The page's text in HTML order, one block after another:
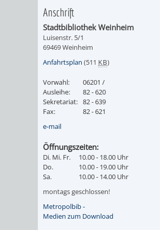
Anschrift
Stadtbibliothek Weinheim
Luisenstr. 5/1
69469 Weinheim
Anfahrtsplan (511 KB)
Vorwahl:
06201 /
Ausleihe:
82 - 620
Sekretariat: 82 - 639
Fax:
82 - 621
e-mail
Öffnungszeiten:
Di. Mi. Fr.
10.00 - 18.00 Uhr
Do.
10.00 - 19.00 Uhr
Sa.
10.00 - 14.00 Uhr
montags geschlossen!
Metropolbib -
Medien zum Download